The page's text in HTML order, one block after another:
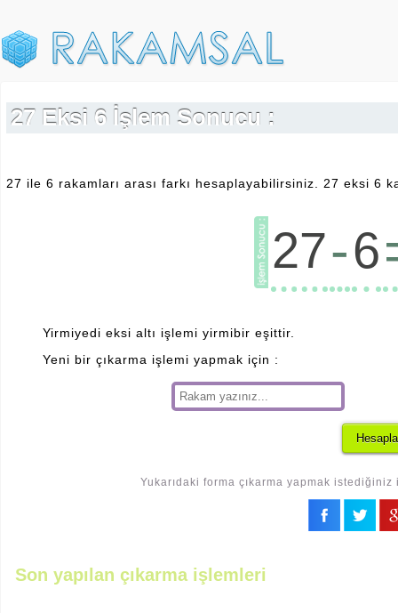
27 Eksi 6 İşlem Sonucu :
27 ile 6 rakamları arası farkı hesaplayabilirsiniz. 27 eksi 6
27-6
Yirmiyedi eksi altı işlemi yirmibir eşittir.
Yeni bir çıkarma işlemi yapmak için :
Yukarıdaki forma çıkarma yapmak istediğiniz
Son yapılan çıkarma işlemleri